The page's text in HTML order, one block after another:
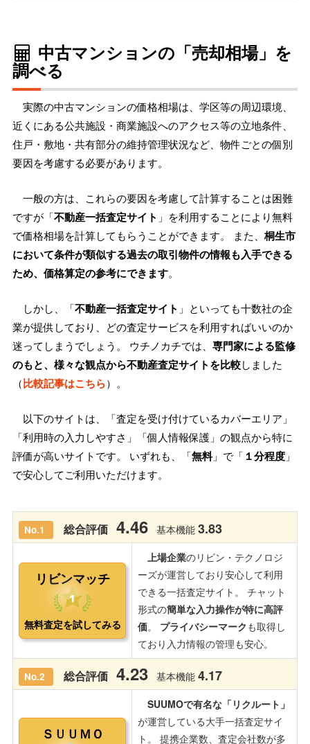
中古マンションの「売却相場」を
調べる
実際の中古マンションの価格相場は、学区等の周辺環境、
近くにある公共施設・商業施設へのアクセス等の立地条件、
住戸・敷地・共有部分の維持管理状況など、物件ごとの個別
要因を考慮する必要があります。
一般の方は、これらの要因を考慮して計算することは困難
ですが「不動産一括査定サイト 」を利用することにより無料
で価格相場を計算してもらうことができます。 また、 桐生市
において条件が類似する過去の取引物件の情報も入手できる
ため、価格算定の参考にできます。
しかし、「不動産一括査定サイト 」といっても十数社の企
業が提供しており、どの査定サービスを利用すればいいのか
迷ってしまうでしょう。 ウチノカチでは、 専門家による監修
のもと、様々な観点から不動産査定サイトを比較しました
（比較記事はこちら）。
以下のサイトは、「査定を受け付けているカバーエリア」
「利用時の入力しやすさ」「個人情報保護」の観点から特に
評価が高いサイトです。 いずれも、「無料」で「 １分程度 」
で安心してご利用いただけます。